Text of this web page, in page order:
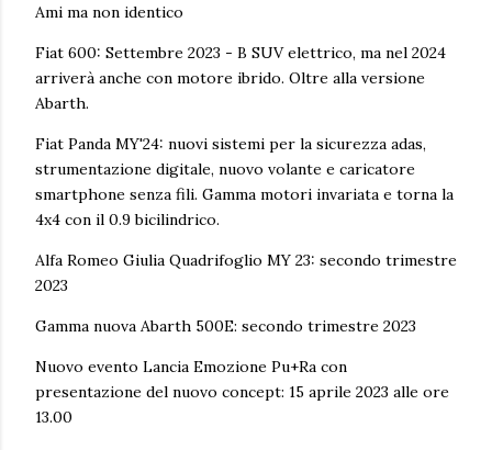
Ami ma non identico
Fiat 600: Settembre 2023 - B SUV elettrico, ma nel 2024
arriverà anche con motore ibrido. Oltre alla versione
Abarth.
Fiat Panda MY'24: nuovi sistemi per la sicurezza adas,
strumentazione digitale, nuovo volante e caricatore
smartphone senza fili. Gamma motori invariata e torna la
4x4 con il 0.9 bicilindrico.
Alfa Romeo Giulia Quadrifoglio MY 23: secondo trimestre
2023
Gamma nuova Abarth 500E: secondo trimestre 2023
Nuovo evento Lancia Emozione Pu+Ra con
presentazione del nuovo concept: 15 aprile 2023 alle ore
13.00